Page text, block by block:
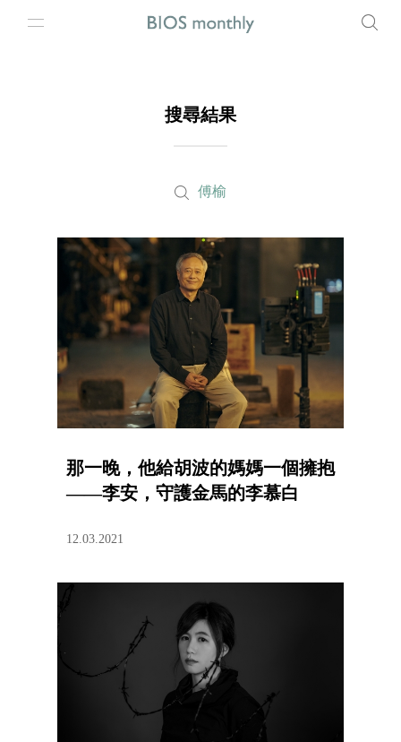
搜尋結果
傅榆
那一晚，他給胡波的媽媽一個擁抱
——李安，守護金馬的李慕白
12.03.2021